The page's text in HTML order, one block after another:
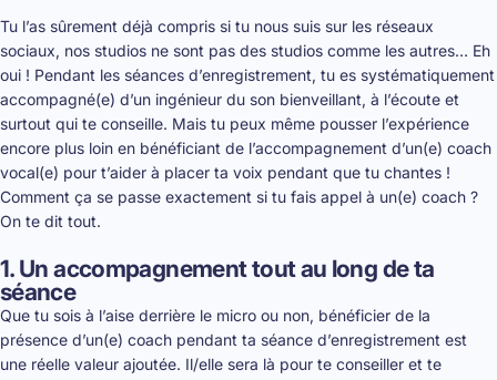
Tu l’as sûrement déjà compris si tu nous suis sur les réseaux
sociaux, nos studios ne sont pas des studios comme les autres… Eh
oui ! Pendant les séances d’enregistrement, tu es systématiquement
accompagné(e) d’un ingénieur du son bienveillant, à l’écoute et
surtout qui te conseille. Mais tu peux même pousser l’expérience
encore plus loin en bénéficiant de l’accompagnement d’un(e) coach
vocal(e) pour t’aider à placer ta voix pendant que tu chantes !
Comment ça se passe exactement si tu fais appel à un(e) coach ?
On te dit tout.
1. Un accompagnement tout au long de ta
séance
Que tu sois à l’aise derrière le micro ou non, bénéficier de la
présence d’un(e) coach pendant ta séance d’enregistrement est
une réelle valeur ajoutée. Il/elle sera là pour te conseiller et te